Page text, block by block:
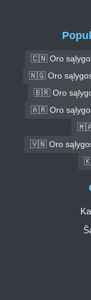
🇨🇳 Oro
🇳🇬 Oro
🇧🇷 Oro
🇦🇷 Oro
🇲🇦
🇻🇳 Oro